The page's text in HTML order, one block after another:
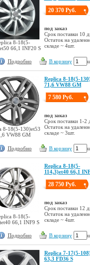
8-18(5-
66,1 INF20 S
20 370 Руб.
под заказ
Срок поставки 10
Остаток на
складе ~ 4шт.
Подробно В корзину
8-18(5-130)et53
VW88 GM
Replica 8-18(5-
71,6 VW88 GM
7 580 Руб.
под заказ
Срок поставки 1-2
Остаток на
складе ~ 3шт.
Подробно В корзину
8-18(5-
66,1 INF9 S
Replica 8-18(5-
114,3)et40 66,1
28 750 Руб.
под заказ
Срок поставки 12
Остаток на
складе ~ 4шт.
Подробно В корзину
Replica 7-17(5-
63,3 FD36 S